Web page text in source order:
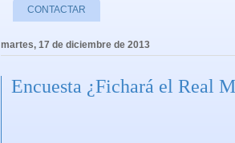
CONTACTAR
martes, 17 de diciembre de 2013
Encuesta ¿Fichará el Real